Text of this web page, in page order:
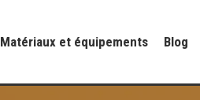
Matériaux et équipements Blog